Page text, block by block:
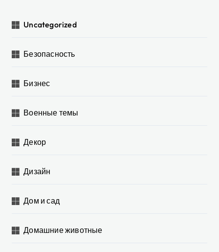
Uncategorized
Безопасность
Бизнес
Военные темы
Декор
Дизайн
Дом и сад
Домашние животные